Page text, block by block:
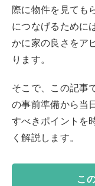
際に物件を見ても
につなげるために
かに家の良さをア
ります。
そこで、この記事
の事前準備から当
すべきポイントを
く解説します。
こ